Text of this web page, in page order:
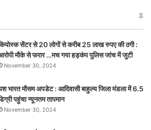
सेंटर से 20 लोगों से करीब 25 लाख रुपए की ठगी :
मौके से फरार …मच गया हड़कंप पुलिस जांच में जुटी
November 30, 2024
भारत मौसम अपडेट : आदिवासी बाहुल्य जिला मंडला में 6.5
पहुंचा न्यूनतम तापमान
November 30, 2024